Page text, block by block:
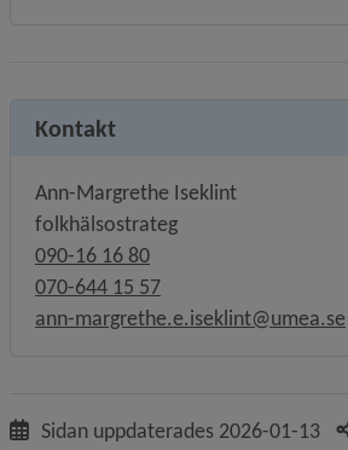
Kontakt
Ann-Margrethe Iseklint
folkhälsostrateg
090-16 16 80
070-644 15 57
ann-margrethe.e.iseklint@umea.se
Sidan uppdaterades 2026-01-13